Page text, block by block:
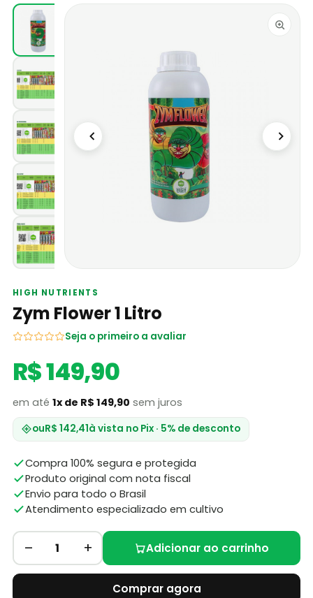
HIGH NUTRIENTS
Zym Flower 1 Litro
Seja o primeiro a avaliar
R$ 149,90
em até 1x de R$ 149,90 sem juros
ouR$ 142,41à vista no Pix · 5% de desconto
Compra 100% segura e protegida
Produto original com nota fiscal
Envio para todo o Brasil
Atendimento especializado em cultivo
– 1 + Adicionar ao carrinho
Comprar agora